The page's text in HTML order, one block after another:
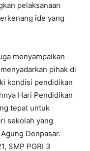
pelaksanaan
ide yang
menyampaikan
pihak di
kondisi pendidikan
Hari Pendidikan
tepat untuk
sekolah yang
Denpasar.
SMP PGRI 3